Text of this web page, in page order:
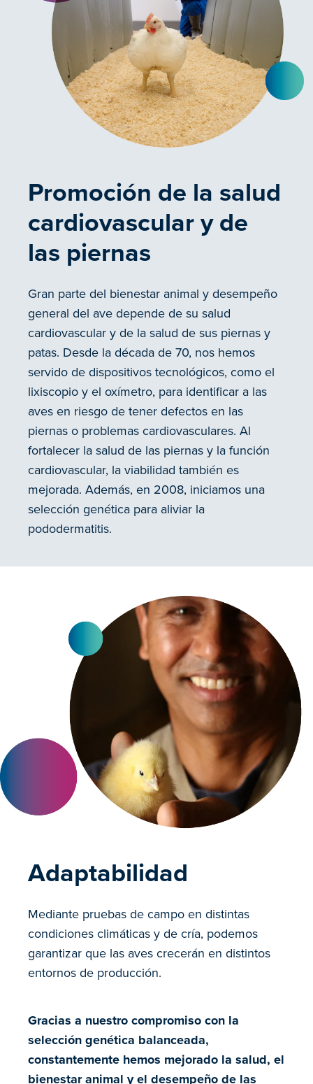
Promoción de la salud
cardiovascular y de
las piernas
Gran parte del bienestar animal y desempeño
general del ave depende de su salud
cardiovascular y de la salud de sus piernas y
patas. Desde la década de 70, nos hemos
servido de dispositivos tecnológicos, como el
lixiscopio y el oxímetro, para identificar a las
aves en riesgo de tener defectos en las
piernas o problemas cardiovasculares. Al
fortalecer la salud de las piernas y la función
cardiovascular, la viabilidad también es
mejorada. Además, en 2008, iniciamos una
selección genética para aliviar la
pododermatitis.
Adaptabilidad
Mediante pruebas de campo en distintas
condiciones climáticas y de cría, podemos
garantizar que las aves crecerán en distintos
entornos de producción.
Gracias a nuestro compromiso con la
selección genética balanceada,
constantemente hemos mejorado la salud, el
bienestar animal y el desempeño de las